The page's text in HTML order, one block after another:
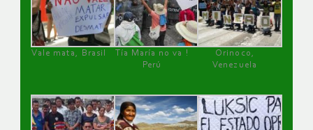
Vale mata, Brasil
Tía María no va !
Perú
Orinoco,
Venezuela